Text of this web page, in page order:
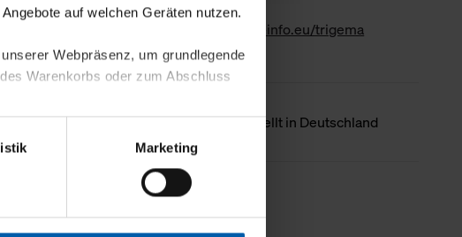
auf welchen Geräten nutzen.
Webpräsenz, um grundlegende
Warenkorbs oder zum Abschluss
und Ihres Profils
Webpräsenz speichern wir
Dritte wie etwa unsere
Marketing
www.gk-info.eu/trigema
Ursprungsland Hergestellt in Deutschland
Weniger Details